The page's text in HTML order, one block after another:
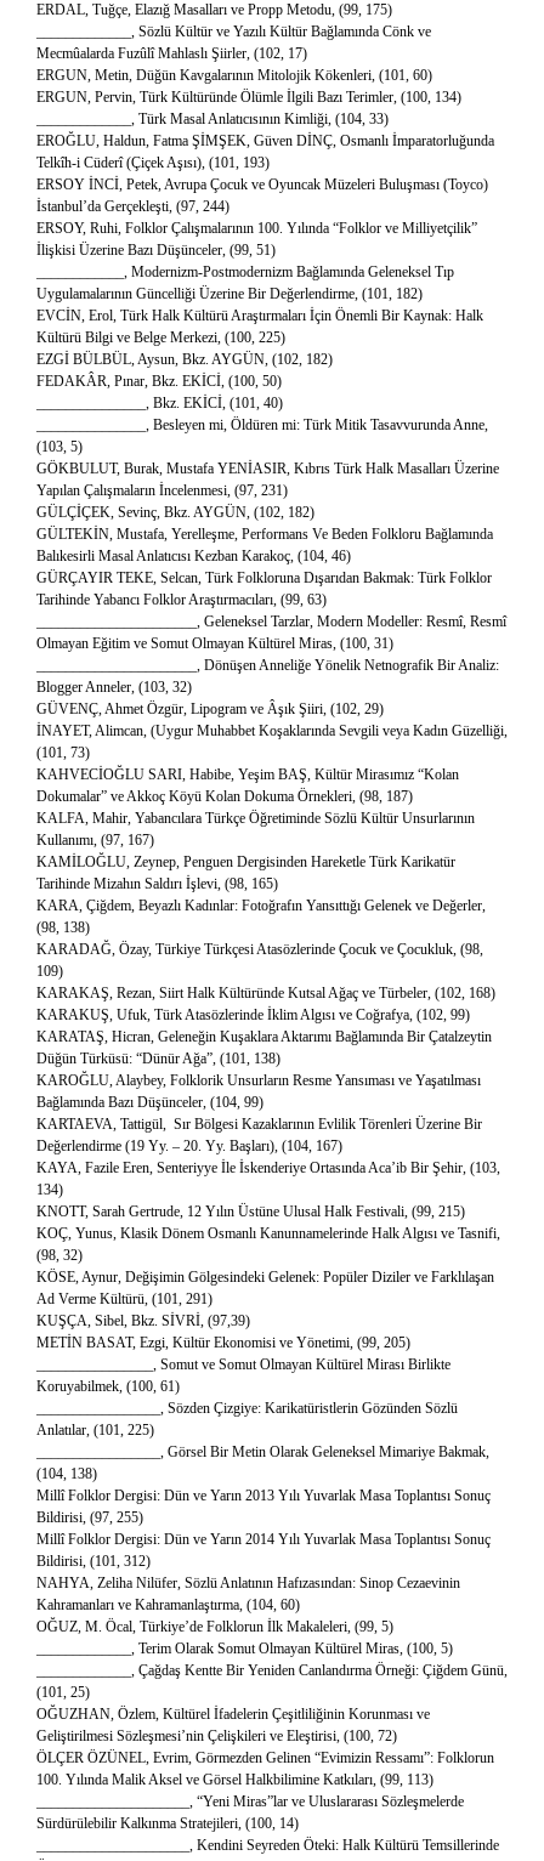
ERDAL, Tuğçe, Elazığ Masalları ve Propp Metodu, (99, 175)
_____________, Sözlü Kültür ve Yazılı Kültür Bağlamında Cönk ve
Mecmûalarda Fuzûlî Mahlaslı Şiirler, (102, 17)
ERGUN, Metin, Düğün Kavgalarının Mitolojik Kökenleri, (101, 60)
ERGUN, Pervin, Türk Kültüründe Ölümle İlgili Bazı Terimler, (100, 134)
_____________, Türk Masal Anlatıcısının Kimliği, (104, 33)
EROĞLU, Haldun, Fatma ŞİMŞEK, Güven DİNÇ, Osmanlı İmparatorluğunda
Telkîh-i Cüderî (Çiçek Aşısı), (101, 193)
ERSOY İNCİ, Petek, Avrupa Çocuk ve Oyuncak Müzeleri Buluşması (Toyco)
İstanbul’da Gerçekleşti, (97, 244)
ERSOY, Ruhi, Folklor Çalışmalarının 100. Yılında “Folklor ve Milliyetçilik”
İlişkisi Üzerine Bazı Düşünceler, (99, 51)
____________, Modernizm-Postmodernizm Bağlamında Geleneksel Tıp
Uygulamalarının Güncelliği Üzerine Bir Değerlendirme, (101, 182)
EVCİN, Erol, Türk Halk Kültürü Araştırmaları İçin Önemli Bir Kaynak: Halk
Kültürü Bilgi ve Belge Merkezi, (100, 225)
EZGİ BÜLBÜL, Aysun, Bkz. AYGÜN, (102, 182)
FEDAKÂR, Pınar, Bkz. EKİCİ, (100, 50)
_______________, Bkz. EKİCİ, (101, 40)
_______________, Besleyen mi, Öldüren mi: Türk Mitik Tasavvurunda Anne,
(103, 5)
GÖKBULUT, Burak, Mustafa YENİASIR, Kıbrıs Türk Halk Masalları Üzerine
Yapılan Çalışmaların İncelenmesi, (97, 231)
GÜLÇİÇEK, Sevinç, Bkz. AYGÜN, (102, 182)
GÜLTEKİN, Mustafa, Yerelleşme, Performans Ve Beden Folkloru Bağlamında
Balıkesirli Masal Anlatıcısı Kezban Karakoç, (104, 46)
GÜRÇAYIR TEKE, Selcan, Türk Folkloruna Dışarıdan Bakmak: Türk Folklor
Tarihinde Yabancı Folklor Araştırmacıları, (99, 63)
______________________, Geleneksel Tarzlar, Modern Modeller: Resmî, Resmî
Olmayan Eğitim ve Somut Olmayan Kültürel Miras, (100, 31)
______________________, Dönüşen Anneliğe Yönelik Netnografik Bir Analiz:
Blogger Anneler, (103, 32)
GÜVENÇ, Ahmet Özgür, Lipogram ve Âşık Şiiri, (102, 29)
İNAYET, Alimcan, (Uygur Muhabbet Koşaklarında Sevgili veya Kadın Güzelliği,
(101, 73)
KAHVECİOĞLU SARI, Habibe, Yeşim BAŞ, Kültür Mirasımız “Kolan
Dokumalar” ve Akkoç Köyü Kolan Dokuma Örnekleri, (98, 187)
KALFA, Mahir, Yabancılara Türkçe Öğretiminde Sözlü Kültür Unsurlarının
Kullanımı, (97, 167)
KAMİLOĞLU, Zeynep, Penguen Dergisinden Hareketle Türk Karikatür
Tarihinde Mizahın Saldırı İşlevi, (98, 165)
KARA, Çiğdem, Beyazlı Kadınlar: Fotoğrafın Yansıttığı Gelenek ve Değerler,
(98, 138)
KARADAĞ, Özay, Türkiye Türkçesi Atasözlerinde Çocuk ve Çocukluk, (98,
109)
KARAKAŞ, Rezan, Siirt Halk Kültüründe Kutsal Ağaç ve Türbeler, (102, 168)
KARAKUŞ, Ufuk, Türk Atasözlerinde İklim Algısı ve Coğrafya, (102, 99)
KARATAŞ, Hicran, Geleneğin Kuşaklara Aktarımı Bağlamında Bir Çatalzeytin
Düğün Türküsü: “Dünür Ağa”, (101, 138)
KAROĞLU, Alaybey, Folklorik Unsurların Resme Yansıması ve Yaşatılması
Bağlamında Bazı Düşünceler, (104, 99)
KARTAEVA, Tattigül, Sır Bölgesi Kazaklarının Evlilik Törenleri Üzerine Bir
Değerlendirme (19 Yy. – 20. Yy. Başları), (104, 167)
KAYA, Fazile Eren, Senteriyye İle İskenderiye Ortasında Aca’ib Bir Şehir, (103,
134)
KNOTT, Sarah Gertrude, 12 Yılın Üstüne Ulusal Halk Festivali, (99, 215)
KOÇ, Yunus, Klasik Dönem Osmanlı Kanunnamelerinde Halk Algısı ve Tasnifi,
(98, 32)
KÖSE, Aynur, Değişimin Gölgesindeki Gelenek: Popüler Diziler ve Farklılaşan
Ad Verme Kültürü, (101, 291)
KUŞÇA, Sibel, Bkz. SİVRİ, (97,39)
METİN BASAT, Ezgi, Kültür Ekonomisi ve Yönetimi, (99, 205)
________________, Somut ve Somut Olmayan Kültürel Mirası Birlikte
Koruyabilmek, (100, 61)
_________________, Sözden Çizgiye: Karikatüristlerin Gözünden Sözlü
Anlatılar, (101, 225)
_________________, Görsel Bir Metin Olarak Geleneksel Mimariye Bakmak,
(104, 138)
Millî Folklor Dergisi: Dün ve Yarın 2013 Yılı Yuvarlak Masa Toplantısı Sonuç
Bildirisi, (97, 255)
Millî Folklor Dergisi: Dün ve Yarın 2014 Yılı Yuvarlak Masa Toplantısı Sonuç
Bildirisi, (101, 312)
NAHYA, Zeliha Nilüfer, Sözlü Anlatının Hafızasından: Sinop Cezaevinin
Kahramanları ve Kahramanlaştırma, (104, 60)
OĞUZ, M. Öcal, Türkiye’de Folklorun İlk Makaleleri, (99, 5)
_____________, Terim Olarak Somut Olmayan Kültürel Miras, (100, 5)
_____________, Çağdaş Kentte Bir Yeniden Canlandırma Örneği: Çiğdem Günü,
(101, 25)
OĞUZHAN, Özlem, Kültürel İfadelerin Çeşitliliğinin Korunması ve
Geliştirilmesi Sözleşmesi’nin Çelişkileri ve Eleştirisi, (100, 72)
ÖLÇER ÖZÜNEL, Evrim, Görmezden Gelinen “Evimizin Ressamı”: Folklorun
100. Yılında Malik Aksel ve Görsel Halkbilimine Katkıları, (99, 113)
_____________________, “Yeni Miras”lar ve Uluslararası Sözleşmelerde
Sürdürülebilir Kalkınma Stratejileri, (100, 14)
_____________________, Kendini Seyreden Öteki: Halk Kültürü Temsillerinde